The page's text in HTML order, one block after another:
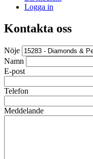
Logga in
Kontakta oss
Nöje
Namn
E-post
Telefon
Meddelande